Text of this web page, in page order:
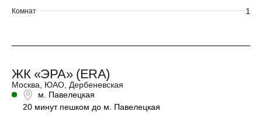
Комнат 1
ЖК «ЭРА» (ERA)
Москва, ЮАО, Дербеневская
м. Павелецкая
20 минут пешком до м. Павелецкая